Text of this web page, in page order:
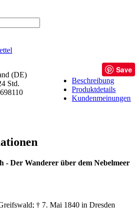
(DE)
Std.
Save
Beschreibung
Produktdetails
Kundenmeinungen
- Der Wanderer über dem Nebelmeer
† 7. Mai 1840 in Dresden